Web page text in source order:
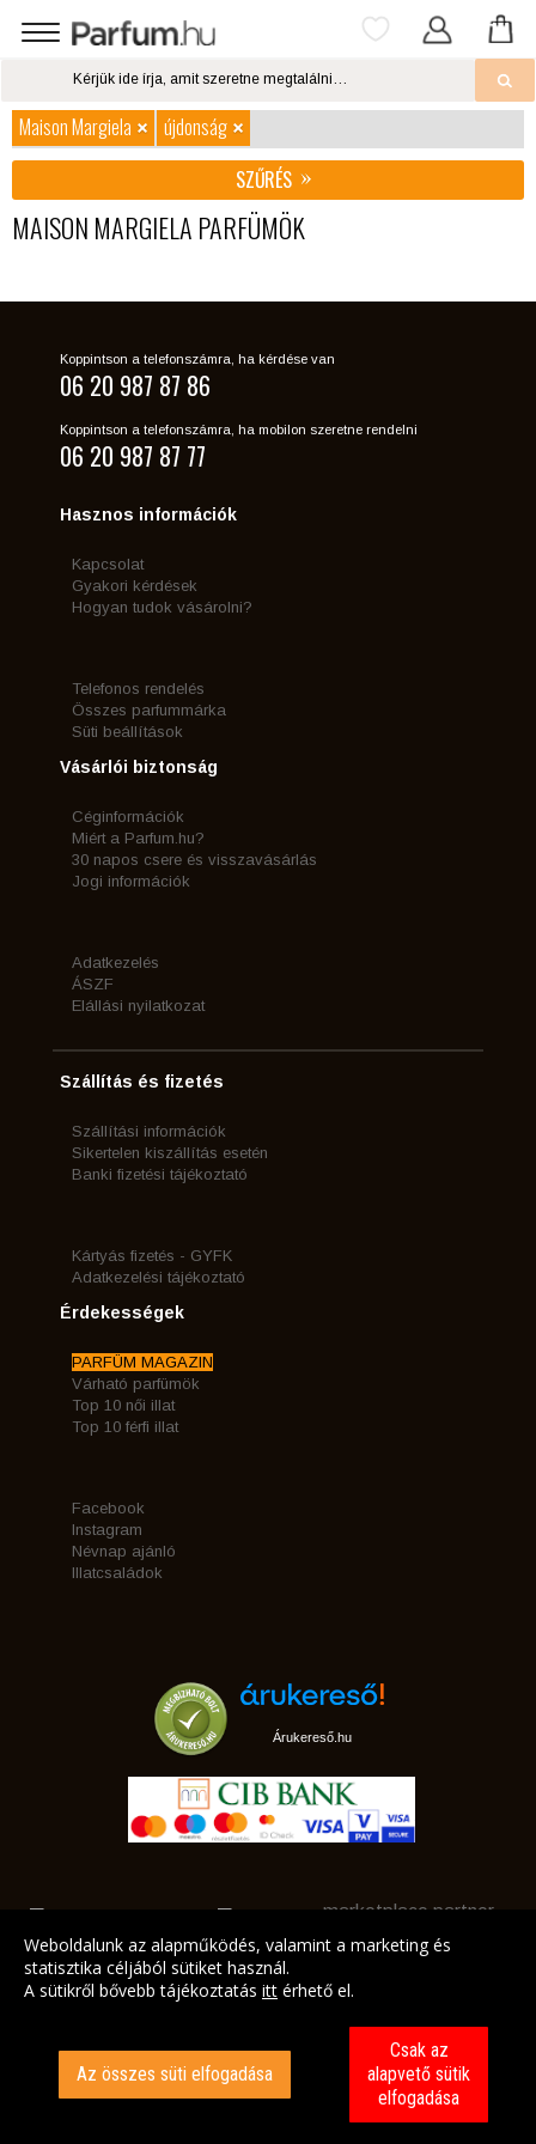
Maison Margiela
újdonság
SZŰRÉS
MAISON MARGIELA PARFÜMÖK
Koppintson a telefonszámra, ha kérdése van
06 20 987 87 86
Koppintson a telefonszámra, ha mobilon szeretne rendelni
06 20 987 87 77
Hasznos információk
Kapcsolat
Gyakori kérdések
Hogyan tudok vásárolni?
Telefonos rendelés
Összes parfummárka
Süti beállítások
Vásárlói biztonság
Céginformációk
Miért a Parfum.hu?
30 napos csere és visszavásárlás
Jogi információk
Adatkezelés
ÁSZF
Elállási nyilatkozat
Szállítás és fizetés
Szállítási információk
Sikertelen kiszállítás esetén
Banki fizetési tájékoztató
Kártyás fizetés - GYFK
Adatkezelési tájékoztató
Érdekességek
PARFÜM MAGAZIN
Várható parfümök
Top 10 női illat
Top 10 férfi illat
Facebook
Instagram
Névnap ajánló
Illatcsaládok
Árukereső.hu
marketplace partner
Weboldalunk az alapműködés, valamint a marketing és
statisztika céljából sütiket használ.
A sütikről bővebb tájékoztatás itt érhető el.
Az összes süti elfogadása
Csak az
alapvető sütik
elfogadása